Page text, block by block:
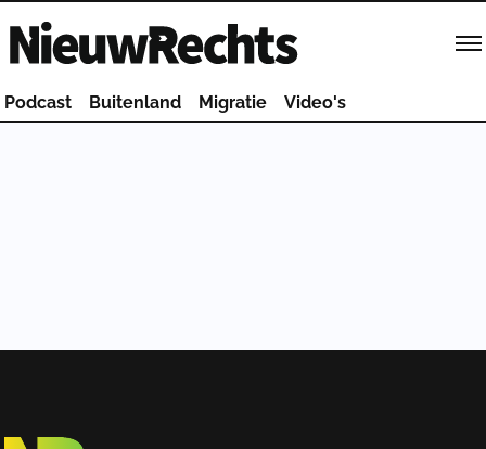
Homepage van NieuwRechts
Podcast Buitenland Migratie Video's